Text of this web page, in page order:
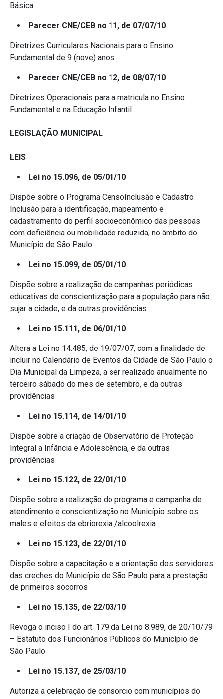
Básica
Parecer CNE/CEB no 11, de 07/07/10
Diretrizes Curriculares Nacionais para o Ensino
Fundamental de 9 (nove) anos
Parecer CNE/CEB no 12, de 08/07/10
Diretrizes Operacionais para a matricula no Ensino
Fundamental e na Educação Infantil
LEGISLAÇÃO MUNICIPAL
LEIS
Lei no 15.096, de 05/01/10
Dispõe sobre o Programa CensoInclusão e Cadastro
Inclusão para a identificação, mapeamento e
cadastramento do perfil socioeconômico das pessoas
com deficiência ou mobilidade reduzida, no âmbito do
Município de São Paulo
Lei no 15.099, de 05/01/10
Dispõe sobre a realização de campanhas periódicas
educativas de conscientização para a população para não
sujar a cidade, e da outras providências
Lei no 15.111, de 06/01/10
Altera a Lei no 14.485, de 19/07/07, com a finalidade de
incluir no Calendário de Eventos da Cidade de São Paulo o
Dia Municipal da Limpeza, a ser realizado anualmente no
terceiro sábado do mes de setembro, e da outras
providências
Lei no 15.114, de 14/01/10
Dispõe sobre a criação de Observatório de Proteção
Integral a Infância e Adolescência, e da outras
providências
Lei no 15.122, de 22/01/10
Dispõe sobre a realização do programa e campanha de
atendimento e conscientização no Município sobre os
males e efeitos da ebriorexia /alcoolrexia
Lei no 15.123, de 22/01/10
Dispõe sobre a capacitação e a orientação dos servidores
das creches do Município de São Paulo para a prestação
de primeiros socorros
Lei no 15.135, de 22/03/10
Revoga o inciso I do art. 179 da Lei no 8.989, de 20/10/79
– Estatuto dos Funcionários Públicos do Município de
São Paulo
Lei no 15.137, de 25/03/10
Autoriza a celebração de consorcio com municípios do